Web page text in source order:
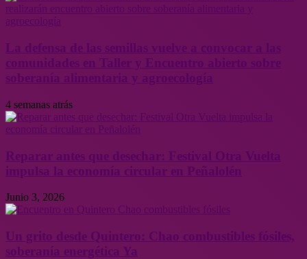
4 semanas atrás
Junio 3, 2026
Un grito desde Quintero: Chao combustibles fósiles,
soberanía energética Ya